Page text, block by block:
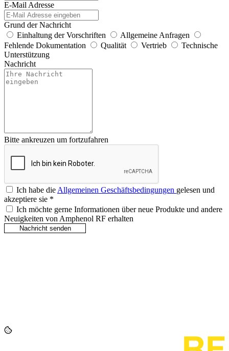
E-Mail Adresse
Grund der Nachricht
Einhaltung der Vorschriften
Allgemeine Anfragen
Fehlende Dokumentation
Qualität Vertrieb
Technische
Unterstützung
Nachricht
Bitte ankreuzen um fortzufahren
Ich habe dieAllgemeinen Geschäftsbedingungen gelesen und
akzeptiere sie *
Ich möchte gerne Informationen über neue Produkte und andere
Neuigkeiten von Amphenol RF erhalten